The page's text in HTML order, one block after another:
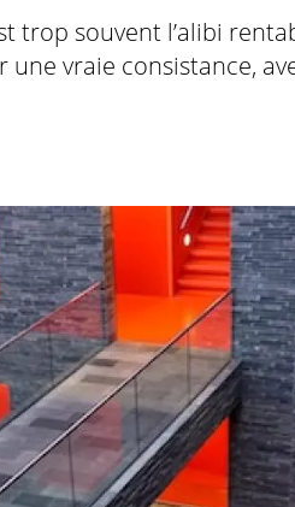
trop souvent l’alibi
vraie consistance,